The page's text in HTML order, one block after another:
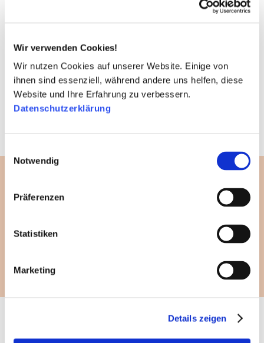
Wir verwenden Cookies!
Wir nutzen Cookies auf unserer Website. Einige von
ihnen sind essenziell, während andere uns helfen, diese
Website und Ihre Erfahrung zu verbessern.
Datenschutzerklärung
Notwendig
Präferenzen
Statistiken
Marketing
Details zeigen
Sie wollen den Menschen in
Burkina Faso helfen?
Dann unterstützen Sie den Einsatz von